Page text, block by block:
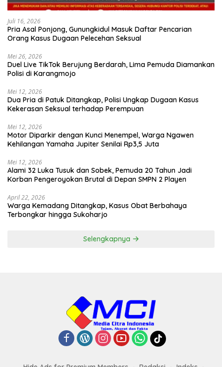
Juli 16, 2026
Pria Asal Ponjong, Gunungkidul Masuk Daftar Pencarian
Orang Kasus Dugaan Pelecehan Seksual
Mei 26, 2026
Duel Live TikTok Berujung Berdarah, Lima Pemuda Diamankan
Polisi di Karangmojo
Mei 12, 2026
Dua Pria di Patuk Ditangkap, Polisi Ungkap Dugaan Kasus
Kekerasan Seksual terhadap Perempuan
Mei 12, 2026
Motor Diparkir dengan Kunci Menempel, Warga Ngawen
Kehilangan Yamaha Jupiter Senilai Rp3,5 Juta
Mei 12, 2026
Alami 32 Luka Tusuk dan Sobek, Pemuda 20 Tahun Jadi
Korban Pengeroyokan Brutal di Depan SMPN 2 Playen
April 22, 2026
Warga Kemadang Ditangkap, Kasus Obat Berbahaya
Terbongkar hingga Sukoharjo
Selengkapnya